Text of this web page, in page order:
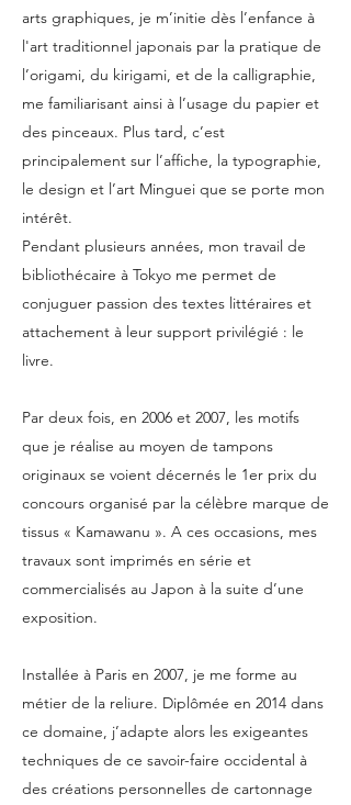
arts graphiques, je m’initie dès l’enfance à
l'art traditionnel japonais par la pratique de
l’origami, du kirigami, et de la calligraphie,
me familiarisant ainsi à l’usage du papier et
des pinceaux. Plus tard, c’est
principalement sur l’affiche, la typographie,
le design et l’art Minguei que se porte mon
intérêt.
Pendant plusieurs années, mon travail de
bibliothécaire à Tokyo me permet de
conjuguer passion des textes littéraires et
attachement à leur support privilégié : le
livre.
Par deux fois, en 2006 et 2007, les motifs
que je réalise au moyen de tampons
originaux se voient décernés le 1er prix du
concours organisé par la célèbre marque de
tissus « Kamawanu ». A ces occasions, mes
travaux sont imprimés en série et
commercialisés au Japon à la suite d’une
exposition.
Installée à Paris en 2007, je me forme au
métier de la reliure. Diplômée en 2014 dans
ce domaine, j’adapte alors les exigeantes
techniques de ce savoir-faire occidental à
des créations personnelles de cartonnage